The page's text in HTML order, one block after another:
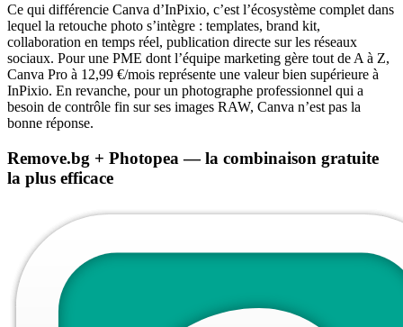
Ce qui différencie Canva d’InPixio, c’est l’écosystème complet dans
lequel la retouche photo s’intègre : templates, brand kit,
collaboration en temps réel, publication directe sur les réseaux
sociaux. Pour une PME dont l’équipe marketing gère tout de A à Z,
Canva Pro à 12,99 €/mois représente une valeur bien supérieure à
InPixio. En revanche, pour un photographe professionnel qui a
besoin de contrôle fin sur ses images RAW, Canva n’est pas la
bonne réponse.
Remove.bg + Photopea — la combinaison gratuite
la plus efficace